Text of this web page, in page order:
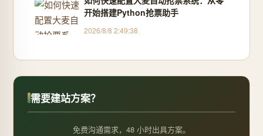
开始搭建Python抢票助手
2026/8/8 2:49:38
需要建站方案？
免费沟通需求，48 小时出具方案。